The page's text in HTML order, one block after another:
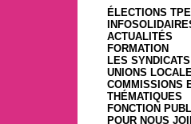
ÉLECTIONS
ACTUALITÉS
FORMATION
LES SYNDICATS
UNIONS
COMMISSIONS
THÉMATIQUES
FONCTION
POUR NOUS